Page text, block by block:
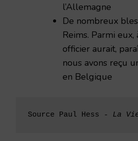
l’Allemagne
De nombreux
Reims. Parmi eux,
officier aurait,
nous avons reçu
en Belgique
Source Paul Hess - La